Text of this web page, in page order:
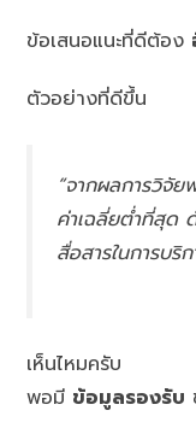
ข้อเสนอแนะที่ดีต้อง
ตัวอย่างที่ดีขึ้น
“จากผลการวิจั
ค่าเฉลี่ยต่ำที่สุด
สื่อสารในการบริ
เห็นไหมครับ
พอมี ข้อมูลรองรับ